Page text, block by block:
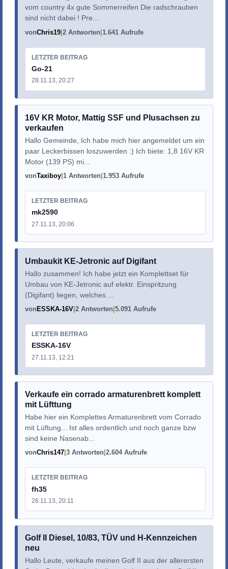
vom country 4x gute Sommerreifen Die radschrauben
sind nicht dabei ! Pre...
vonChris19 2 Antworten 1.641 Aufrufe
LETZTER BEITRAG
Go-21
28.11.13, 20:27
16V KR Motor, Mattig SSF und Plusachsen zu
verkaufen
Hallo Gemeinde, Ich habe mich hier angemeldet um ein
paar Leckerbissen loszuwerden :) Ich biete: 1,8 16V KR
Motor (139 PS) mi...
vonTaxiboy 1 Antworten 1.953 Aufrufe
LETZTER BEITRAG
mk2590
27.11.13, 20:06
Umbaukit KE-Jetronic auf Digifant
Hallo zusammen! Ich habe jetzt ein Komplettset für
Umbau von KE-Jetronic auf elektr. Einspritzung
(Digifant) liegen, welches ...
von ESSKA-16V 2 Antworten 5.091 Aufrufe
LETZTER BEITRAG
ESSKA-16V
27.11.13, 12:21
Verkaufe ein corrado armaturenbrett komplett
mit Lüfttung
Habe hier ein Komplettes Armaturenbrett vom Corrado
mit Lüftung... Ist alles ordentlich und noch ganze bzw
sind keine Nasenab...
vonChris147 3 Antworten 2.604 Aufrufe
LETZTER BEITRAG
fh35
26.11.13, 20:11
Golf II Diesel, 10/83, TÜV und H-Kennzeichen
neu
Hallo Leute, verkaufe meinen Golf II aus der allerersten